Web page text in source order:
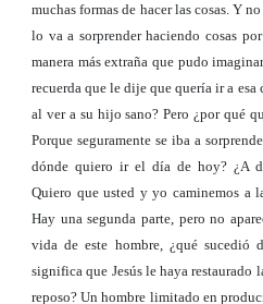
muchas formas de hacer las cosas. Y
lo va a sorprender haciendo cosas
manera más extraña que pudo
recuerda que le dije que quería ir a esa
al ver a su hijo sano? Pero ¿por qué
Porque seguramente se iba a
dónde quiero ir el día de hoy? ¿A
Quiero que usted y yo caminemos a
Hay una segunda parte, pero no
vida de este hombre, ¿qué sucedió
significa que Jesús le haya restaurado
reposo? Un hombre limitado en